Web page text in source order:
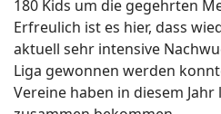
180 Kids um die gegehrten
Erfreulich ist es hier, dass
aktuell sehr intensive
Liga gewonnen werden
Vereine haben in diesem